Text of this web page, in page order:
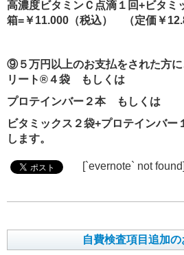
高濃度ビタミンＣ点滴１回+ビタミ
箱=￥11.000 （税込） （定価￥
⑨５万円以上のお支払をされた方に
リート®４袋 もしくは
プロテインバー２本 もしくは
ビタミックス２袋+プロテインバー
します。
[`evernote` not found]
自費検査項目追加